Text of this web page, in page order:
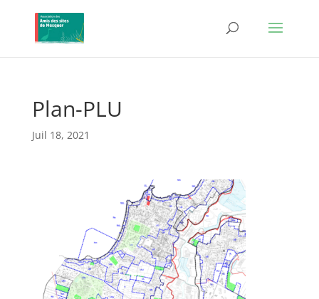
Plan-PLU
Juil 18, 2021